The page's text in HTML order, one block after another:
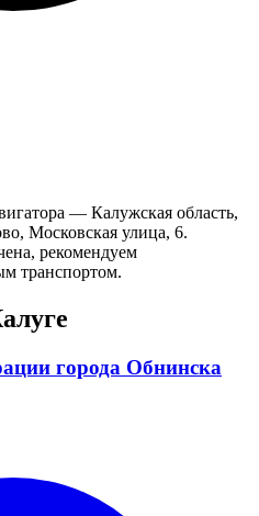
— Калужская область,
Московская улица, 6.
рекомендуем
транспортом.
города Обнинска